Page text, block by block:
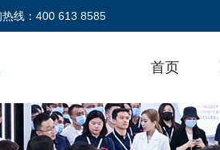
热线：400 613 8585
首页